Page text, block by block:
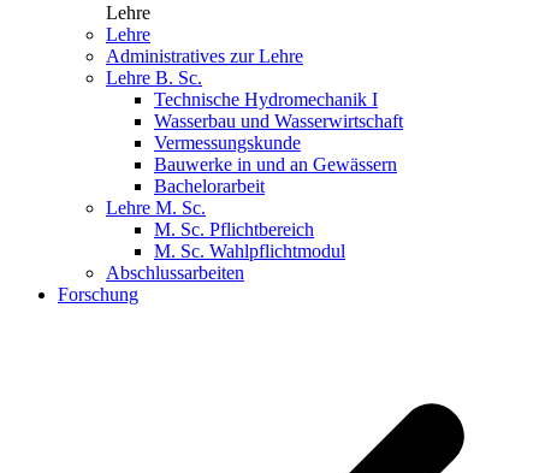
Lehre
Lehre
Administratives zur Lehre
Lehre B. Sc.
Technische Hydromechanik I
Wasserbau und Wasserwirtschaft
Vermessungskunde
Bauwerke in und an Gewässern
Bachelorarbeit
Lehre M. Sc.
M. Sc. Pflichtbereich
M. Sc. Wahlpflichtmodul
Abschlussarbeiten
Forschung